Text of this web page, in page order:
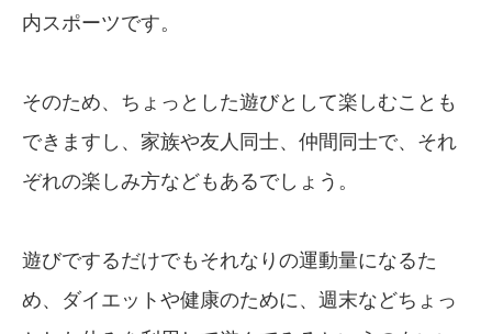
内スポーツです。
そのため、ちょっとした遊びとして楽しむことも
できますし、家族や友人同士、仲間同士で、それ
ぞれの楽しみ方などもあるでしょう。
遊びでするだけでもそれなりの運動量になるた
め、ダイエットや健康のために、週末などちょっ